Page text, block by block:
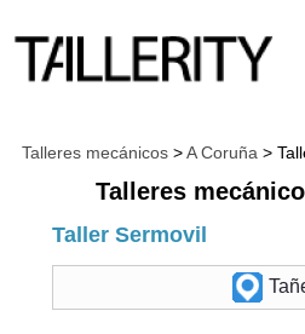
TALLERES
DESGUACES
Talleres mecánicos >A Coruña >
Talleres
Taller Sermovil